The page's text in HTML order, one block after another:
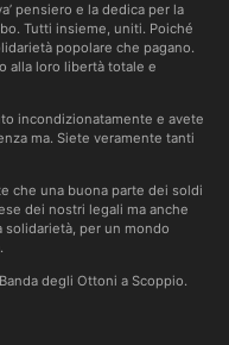
pensiero e la dedica per la
Tutti insieme, uniti. Poiché
popolare che pagano.
alla loro libertà totale e
incondizionatamente e avete
ma. Siete veramente tanti
che una buona parte dei soldi
dei nostri legali ma anche
solidarietà, per un mondo
degli Ottoni a Scoppio.